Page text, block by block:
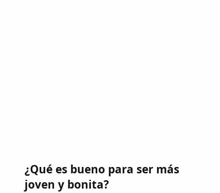
¿Qué es bueno para ser más
joven y bonita?